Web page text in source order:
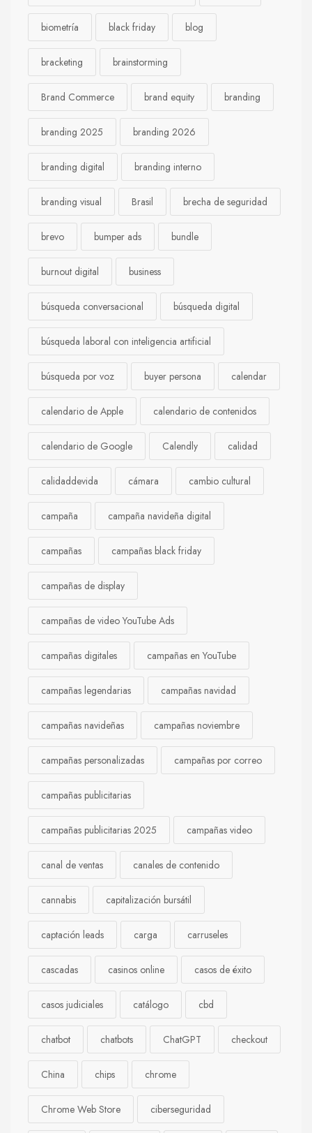
biometría black friday blog
bracketing brainstorming
Brand Commerce brand equity branding
branding 2025 branding 2026
branding digital branding interno
branding visual Brasil brecha de seguridad
brevo bumper ads bundle
burnout digital business
búsqueda conversacional búsqueda digital
búsqueda laboral con inteligencia artificial
búsqueda por voz buyer persona calendar
calendario de Apple calendario de contenidos
calendario de Google Calendly calidad
calidaddevida cámara cambio cultural
campaña campaña navideña digital
campañas campañas black friday
campañas de display
campañas de video YouTube Ads
campañas digitales campañas en YouTube
campañas legendarias campañas navidad
campañas navideñas campañas noviembre
campañas personalizadas campañas por correo
campañas publicitarias
campañas publicitarias 2025 campañas video
canal de ventas canales de contenido
cannabis capitalización bursátil
captación leads carga carruseles
cascadas casinos online casos de éxito
casos judiciales catálogo cbd
chatbot chatbots ChatGPT checkout
China chips chrome
Chrome Web Store ciberseguridad